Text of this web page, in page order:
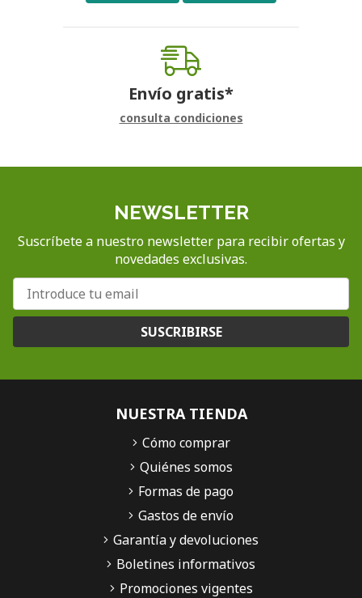
Envío gratis*
consulta condiciones
NEWSLETTER
Suscríbete a nuestro newsletter para recibir ofertas y
novedades exclusivas.
SUSCRIBIRSE
NUESTRA TIENDA
Cómo comprar
Quiénes somos
Formas de pago
Gastos de envío
Garantía y devoluciones
Boletines informativos
Promociones vigentes